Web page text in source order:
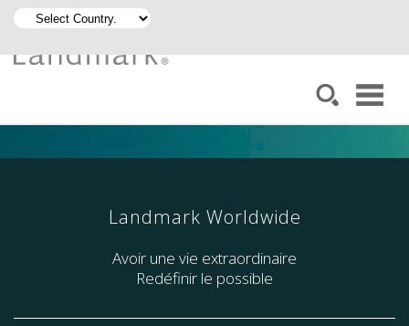
Landmark Worldwide
Avoir une vie extraordinaire
Redéfinir le possible